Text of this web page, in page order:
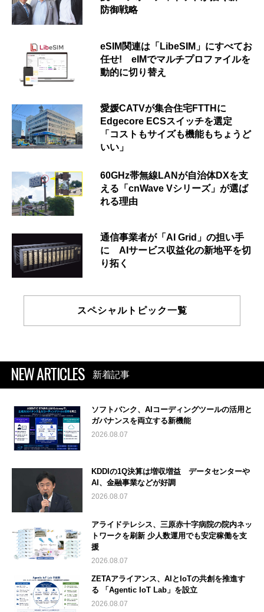
防御戦略
eSIM関連は「LibeSIM」にすべてお
任せ! eIMでマルチプロファイルを
動的に切り替え
愛媛CATVが集合住宅FTTHに
Edgecore ECSスイッチを選定
「コストもサイズも機能もちょうど
いい」
60GHz帯無線LANが自治体DXを支
える「cnWave Vシリーズ」が選ば
れる理由
通信事業者が「AI Grid」の担い手
に AIサービス収益化の新地平を切
り拓く
スペシャルトピック一覧
NEW ARTICLES 新着記事
ソフトバンク、AIコーディングツールの活用と
ガバナンスを両立する新機能
2026.08.07
KDDIの1Q決算は増収増益 データセンターや
AI、金融事業などが好調
2026.08.07
アライドテレシス、三原赤十字病院の院内ネッ
トワークを刷新 少人数運用でも安定稼働を支
援
2026.08.07
ZETAアライアンス、AIとIoTの共創を推進す
る 「Agentic IoT Lab」を設立
2026.08.07